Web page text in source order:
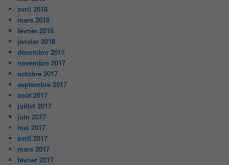
avril 2018
mars 2018
février 2018
janvier 2018
décembre 2017
novembre 2017
octobre 2017
septembre 2017
août 2017
juillet 2017
juin 2017
mai 2017
avril 2017
mars 2017
février 2017